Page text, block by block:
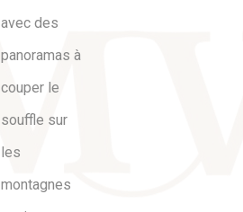
avec des
panoramas à
couper le
souffle sur
les
montagnes